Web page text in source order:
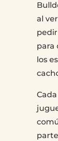
al
para
los